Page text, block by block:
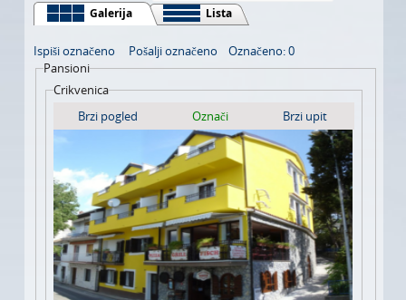
FOTOGRAFIJA I VIDEO SNIMANJE
Galerija Lista
Ispiši označeno Pošalji označeno
Označeno: 0
Pansioni
Crikvenica
Brzi pogled
Označi Brzi upit